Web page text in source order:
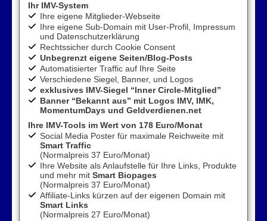
Ihr IMV-System
Ihre eigene Mitglieder-Webseite
Ihre eigene Sub-Domain mit User-Profil, Impressum
und Datenschutzerklärung
Rechtssicher durch Cookie Consent
Unbegrenzt eigene Seiten/Blog-Posts
Automatisierter Traffic auf Ihre Seite
Verschiedene Siegel, Banner, und Logos
exklusives IMV-Siegel “Inner Circle-Mitglied”
Banner “Bekannt aus” mit Logos IMV, IMK,
MomentumDays und Geldverdienen.net
Ihre IMV-Tools im Wert von 178 Euro/Monat
Social Media Poster für maximale Reichweite mit
Smart Traffic
(Normalpreis 37 Euro/Monat)
Ihre Website als Anlaufstelle für Ihre Links, Produkte
und mehr mit Smart Biopages
(Normalpreis 37 Euro/Monat)
Affiliate-Links kürzen auf der eigenen Domain mit
Smart Links
(Normalpreis 27 Euro/Monat)